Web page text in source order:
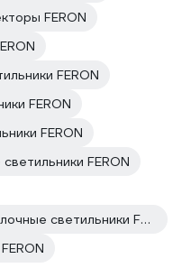
FERON
FERON
FERON
FERON
FERON
Светодиодные настенно-потолочные светильники FERON